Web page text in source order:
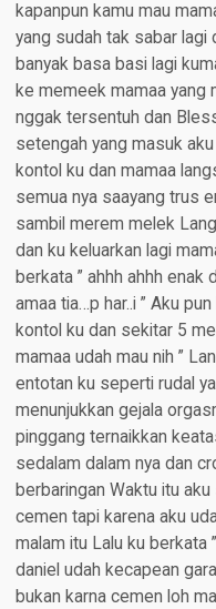
kapanpun kamu mau
yang sudah tak sabar lagi
banyak basa basi lagi
ke memeek mamaa yang
nggak tersentuh dan
setengah yang masuk
kontol ku dan mamaa
semua nya saayang trus
sambil merem melek
dan ku keluarkan lagi
berkata ” ahhh ahhh
amaa tia…p har..i ” Aku
kontol ku dan sekitar 5
mamaa udah mau nih ”
entotan ku seperti rudal
menunjukkan gejala
pinggang ternaikkan
sedalam dalam nya dan
berbaringan Waktu itu
cemen tapi karena aku
malam itu Lalu ku berkata
daniel udah kecapean
bukan karna cemen loh